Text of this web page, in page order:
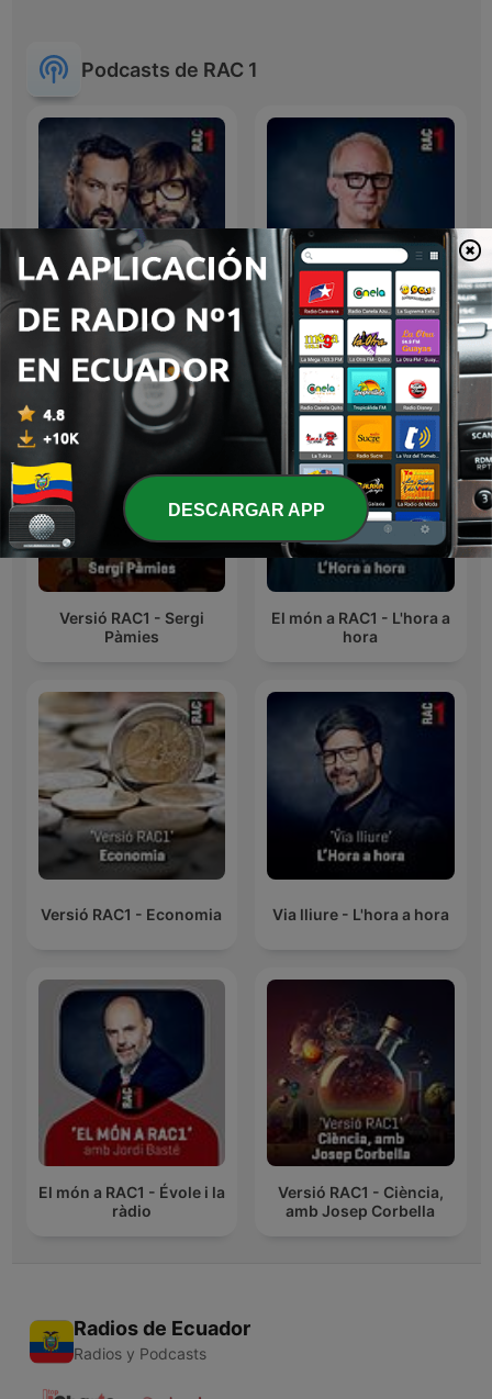
Podcasts de RAC 1
La competència -
Programa sencer
Versió RAC1 - L'hora a
hora
Versió RAC1 - Sergi
Pàmies
El món a RAC1 - L'hora a
hora
Versió RAC1 - Economia Via lliure - L'hora a hora
El món a RAC1 - Évole i la
ràdio
Versió RAC1 - Ciència,
amb Josep Corbella
Radios de Ecuador
Radios y Podcasts
DESCARGAR APP